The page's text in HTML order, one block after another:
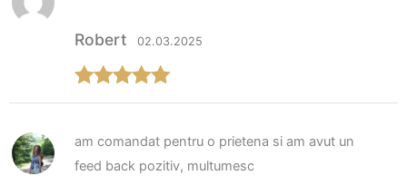
Evaluat la5
Robert 02.03.2025
am comandat pentru o prietena si am avut un
feed back pozitiv, multumesc